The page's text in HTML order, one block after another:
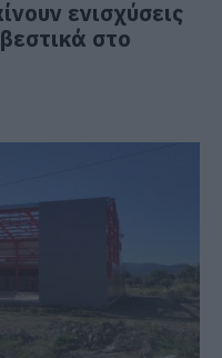
ενισχύσεις
στο